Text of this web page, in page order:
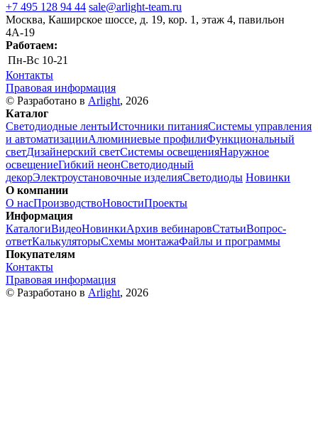
+7 495 128 94 44 sale@arlight-team.ru
Москва, Каширское шоссе, д. 19, кор. 1, этаж 4, павильон
4А-19
Работаем:
Пн-Вс 10-21
Контакты
Правовая информация
© Разработано в Arlight, 2026
Каталог
Светодиодные лентыИсточники питанияСистемы управления
и автоматизацииАлюминиевые профилиФункциональный
светДизайнерский светСистемы освещенияНаружное
освещениеГибкий неонСветодиодный
декорЭлектроустановочные изделияСветодиоды Новинки
О компании
О насПроизводствоНовостиПроекты
Информация
КаталогиВидеоНовинкиАрхив вебинаровСтатьиВопрос-
ответКалькуляторыСхемы монтажаФайлы и программы
Покупателям
Контакты
Правовая информация
© Разработано в Arlight, 2026